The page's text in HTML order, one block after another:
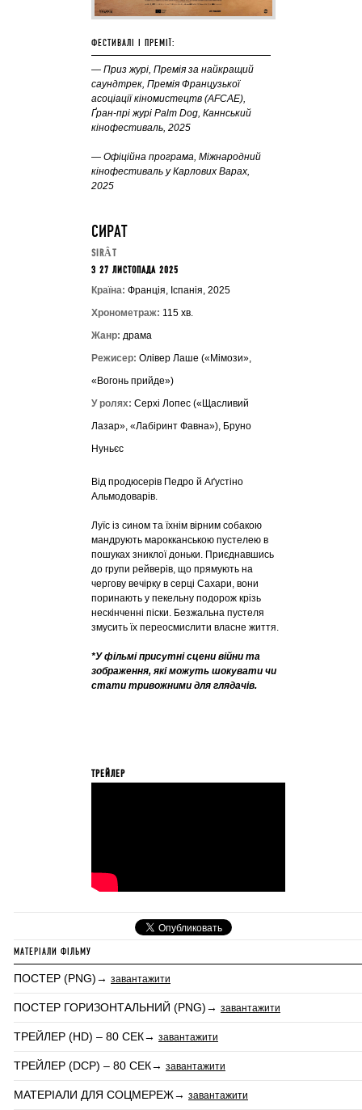
ФЕСТИВАЛІ І ПРЕМІЇ:
— Приз журі, Премія за найкращий
саундтрек, Премія Французької
асоціації кіномистецтв (AFCAE),
Ґран-прі журі Palm Dog, Каннський
кінофестиваль, 2025
— Офіційна програма, Міжнародний
кінофестиваль у Карлових Варах,
2025
СИРАТ
SIRÂT
З 27 ЛИСТОПАДА 2025
Країна: Франція, Іспанія, 2025
Хронометраж: 115 хв.
Жанр: драма
Режисер: Олівер Лаше («Мімози»,
«Вогонь прийде»)
У ролях: Серхі Лопес («Щасливий
Лазар», «Лабіринт Фавна»), Бруно
Нуньєс
Від продюсерів Педро й Аґустіно
Альмодоварів.
Луїс із сином та їхнім вірним собакою
мандрують марокканською пустелею в
пошуках зниклої доньки. Приєднавшись
до групи рейверів, що прямують на
чергову вечірку в серці Сахари, вони
поринають у пекельну подорож крізь
нескінченні піски. Безжальна пустеля
змусить їх переосмислити власне життя.
*У фільмі присутні сцени війни та
зображення, які можуть шокувати чи
стати тривожними для глядачів.
ТРЕЙЛЕР
МАТЕРІАЛИ ФІЛЬМУ
ПОСТЕР (PNG)→ завантажити
ПОСТЕР ГОРИЗОНТАЛЬНИЙ (PNG)→ завантажити
ТРЕЙЛЕР (HD) – 80 СЕК→ завантажити
ТРЕЙЛЕР (DCP) – 80 СЕК→ завантажити
МАТЕРІАЛИ ДЛЯ СОЦМЕРЕЖ→ завантажити